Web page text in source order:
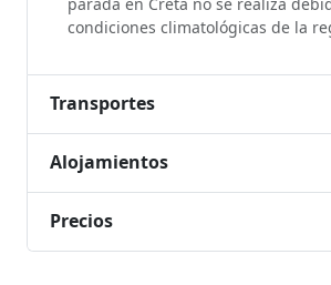
condiciones climatológicas de la
Transportes
Alojamientos
Precios